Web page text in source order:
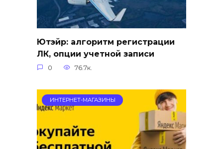
Ютэйр: алгоритм регистрации
ЛК, опции учетной записи
0 76.7к.
ИНТЕРНЕТ-МАГАЗИНЫ